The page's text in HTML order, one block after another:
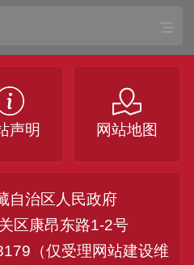
声明 网站地图
自治区人民政府
区康昂东路1-2号
（仅受理网站建设维